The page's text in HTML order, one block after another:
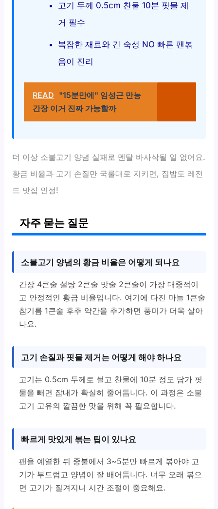
고기 두께 0.5cm 찬물 10분 핏물 제
거 필수
복잡한 재료와 긴 숙성 NO 빠른 팬볶
음이 진리
READ "15분만에" 임성근 만능
간장 이거 진짜 가능할까
더 이상 소불고기 양념 실패로 멘탈 바사삭될 일 없어요.
황금 비율과 고기 손질만 국룰대로 지키면, 집밥도 레전
드 맛집 인정!
자주 묻는 질문
소불고기 양념의 황금 비율은 어떻게 되나요
간장 4큰술 설탕 2큰술 맛술 2큰술이 가장 대중적이
고 안정적인 황금 비율입니다. 여기에 다진 마늘 1큰술
참기름 1큰술 후추 약간을 추가하면 풍미가 더욱 살아
나요.
고기 손질과 핏물 제거는 어떻게 해야 하나요
고기는 0.5cm 두께로 썰고 찬물에 10분 정도 담가 핏
물을 빼면 잡내가 확실히 줄어듭니다. 이 과정은 소불
고기 고유의 깔끔한 맛을 위해 꼭 필요합니다.
빠르게 맛있게 볶는 팁이 있나요
팬을 예열한 뒤 중불에서 3~5분만 빠르게 볶아야 고
기가 부드럽고 양념이 잘 배어듭니다. 너무 오래 볶으
면 고기가 질겨지니 시간 조절이 중요해요.